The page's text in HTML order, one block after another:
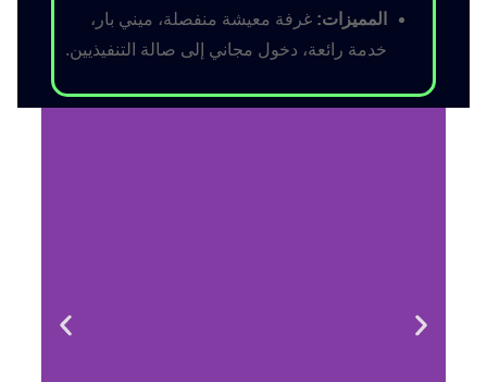
المميزات: غرفة معيشة منفصلة، ميني بار،
خدمة رائعة، دخول مجاني إلى صالة التنفيذيين.